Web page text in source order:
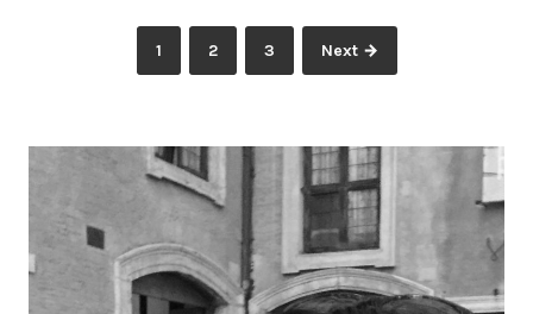
pagination
Page
1 Page
2 Page
3 Next →